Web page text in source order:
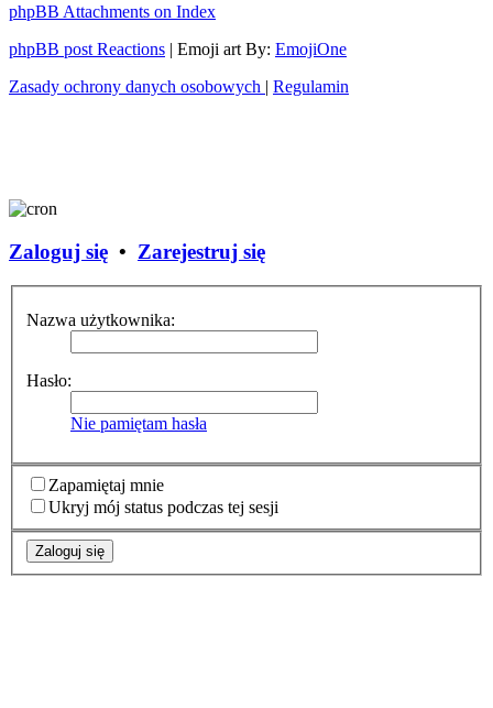
phpBB Attachments on Index
phpBB post Reactions | Emoji art By: EmojiOne
Zasady ochrony danych osobowych | Regulamin
Zaloguj się • Zarejestruj się
Nazwa użytkownika:
Hasło:
Nie pamiętam hasła
Zapamiętaj mnie
Ukryj mój status podczas tej sesji